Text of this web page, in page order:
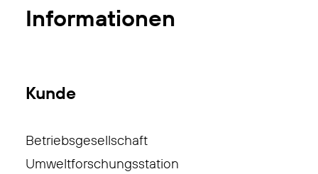
Informationen
Kunde
Betriebsgesellschaft
Umweltforschungsstation